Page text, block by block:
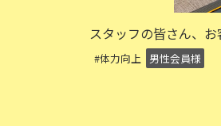
スタッフの皆さん、
#体力向上 男性会員様